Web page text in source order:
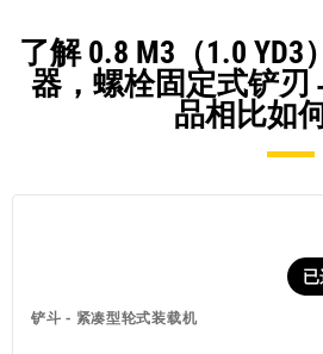
了解 0.8 M3（1.0 YD3
器，螺栓固定式铲刃
品相比如何
铲斗 - 紧凑型轮式装载机